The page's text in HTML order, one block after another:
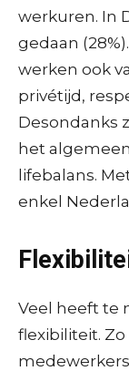
werkuren. In
gedaan
werken ook
privétijd,
Desondanks
het
lifebalans.
enkel
Veel heeft te
flexibiliteit.